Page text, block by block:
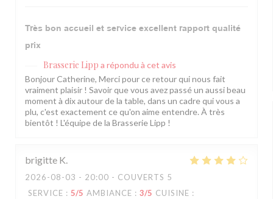
Très bon accueil et service excellent rapport qualité
prix
Brasserie Lipp a répondu à cet avis
Bonjour Catherine, Merci pour ce retour qui nous fait
vraiment plaisir ! Savoir que vous avez passé un aussi beau
moment à dix autour de la table, dans un cadre qui vous a
plu, c'est exactement ce qu'on aime entendre. À très
bientôt ! L'équipe de la Brasserie Lipp !
brigitte K
2026-08-03 - 20:00 - COUVERTS 5
SERVICE : 5/5 AMBIANCE : 3/5 CUISINE :